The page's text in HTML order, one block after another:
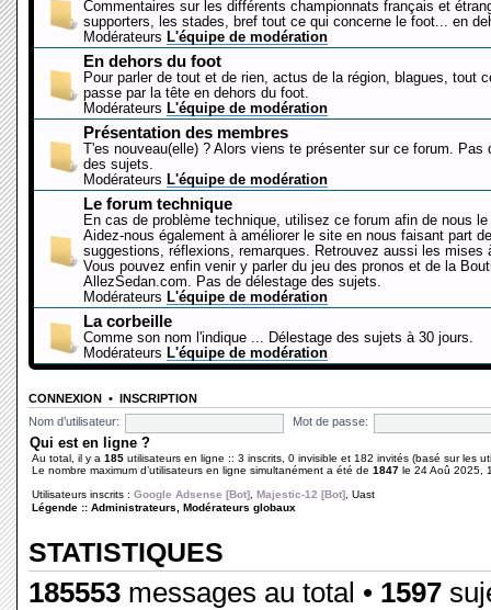
Commentaires sur les différents championnats français et
supporters, les stades, bref tout ce qui concerne le foot... en
Modérateurs L'équipe de modération
En dehors du foot
Pour parler de tout et de rien, actus de la région, blagues, tout
passe par la tête en dehors du foot.
Modérateurs L'équipe de modération
Présentation des membres
T'es nouveau(elle) ? Alors viens te présenter sur ce forum. Pas
des sujets.
Modérateurs L'équipe de modération
Le forum technique
En cas de problème technique, utilisez ce forum afin de nous le
Aidez-nous également à améliorer le site en nous faisant part
suggestions, réflexions, remarques. Retrouvez aussi les mises
Vous pouvez enfin venir y parler du jeu des pronos et de la
AllezSedan.com. Pas de délestage des sujets.
Modérateurs L'équipe de modération
La corbeille
Comme son nom l'indique ... Délestage des sujets à 30 jours.
Modérateurs L'équipe de modération
CONNEXION • INSCRIPTION
Nom d’utilisateur:
Mot de passe:
Qui est en ligne ?
Au total, il y a 185 utilisateurs en ligne :: 3 inscrits, 0 invisible et 182 invités (basé sur les
Le nombre maximum d’utilisateurs en ligne simultanément a été de 1847 le 24 Aoû 2025,
Utilisateurs inscrits : Google Adsense [Bot] Majestic-12 [Bot] Uast
Légende :: Administrateurs Modérateurs globaux
STATISTIQUES
185553 messages au total • 1597